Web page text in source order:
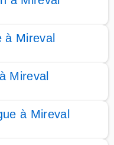
à Mireval
Mireval
à Mireval